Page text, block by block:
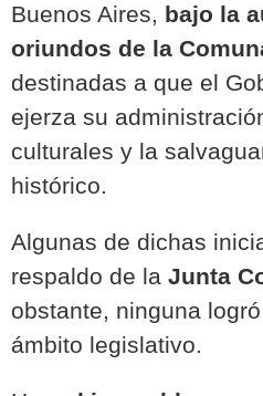
Buenos Aires, bajo la
oriundos de la
destinadas a que el
ejerza su
culturales y la
histórico.
Algunas de dichas
respaldo de la Junta
obstante, ninguna
ámbito legislativo.